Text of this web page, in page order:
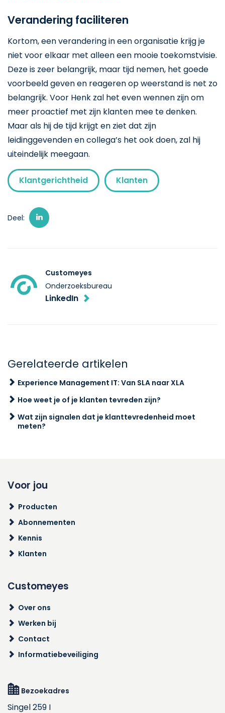
Verandering faciliteren
Kortom, een verandering in een organisatie krijg je
niet voor elkaar met alleen een mooie toekomstvisie.
Deze is zeer belangrijk, maar tijd nemen, het goede
voorbeeld geven en reageren op weerstand is net zo
belangrijk. Voor Henk zal het even wennen zijn om
meer proactief met zijn klanten mee te denken.
Maar als hij de tijd krijgt en ziet dat zijn
leidinggevenden en collega’s het ook doen, zal hij
uiteindelijk meegaan.
Klantgerichtheid Klanten
Deel:
Customeyes
Onderzoeksbureau
LinkedIn
Gerelateerde artikelen
Experience Management IT: Van SLA naar XLA
Hoe weet je of je klanten tevreden zijn?
Wat zijn signalen dat je klanttevredenheid moet
meten?
Voor jou
Producten
Abonnementen
Kennis
Klanten
Customeyes
Over ons
Werken bij
Contact
Informatiebeveiliging
Bezoekadres
Singel 259 I